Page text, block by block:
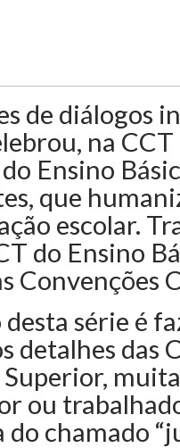
de diálogos
na
Ensino
que
escolar.
do Ensino
Convenções
série é
detalhes das
ou
chamado